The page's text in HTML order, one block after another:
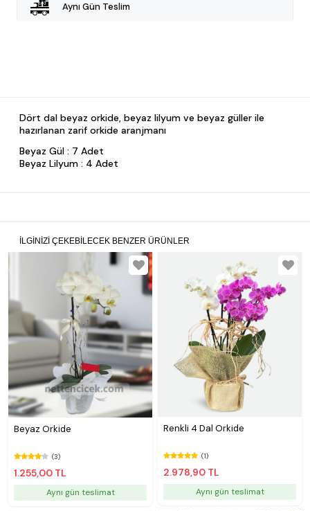
Aynı Gün Teslim
Dört dal beyaz orkide, beyaz lilyum ve beyaz güller ile
hazırlanan zarif orkide aranjmanı
Beyaz Gül : 7 Adet
Beyaz Lilyum : 4 Adet
İLGINIZI ÇEKEBILECEK BENZER ÜRÜNLER
Beyaz Orkide
(3)
1.255,00 TL
Aynı gün teslimat
Renkli 4 Dal Orkide
(1)
2.978,90 TL
Aynı gün teslimat